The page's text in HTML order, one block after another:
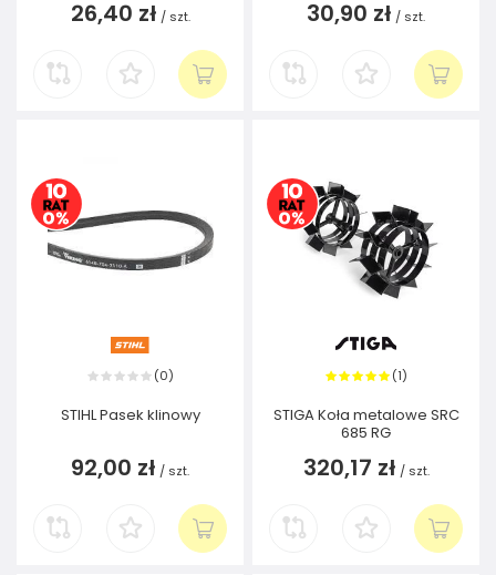
26,40 zł / szt. 30,90 zł / szt.
(0)
STIHL Pasek klinowy
92,00 zł / szt.
(1)
STIGA Koła metalowe SRC
685 RG
320,17 zł / szt.